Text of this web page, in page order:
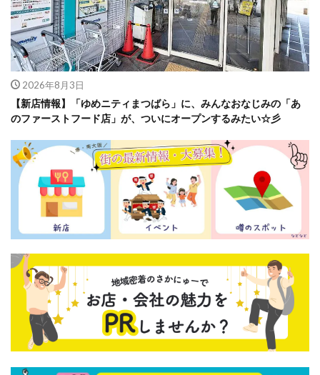
2026年8月3日
【新店情報】「ゆめニティまつばら」に、みんなおなじみの「あ
のファーストフード店」が、ついにオープンするみたい☆彡